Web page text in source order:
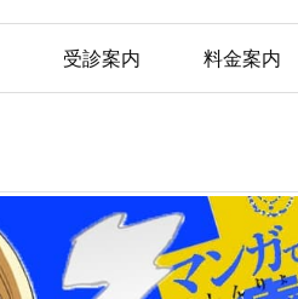
受診案内 料金案内